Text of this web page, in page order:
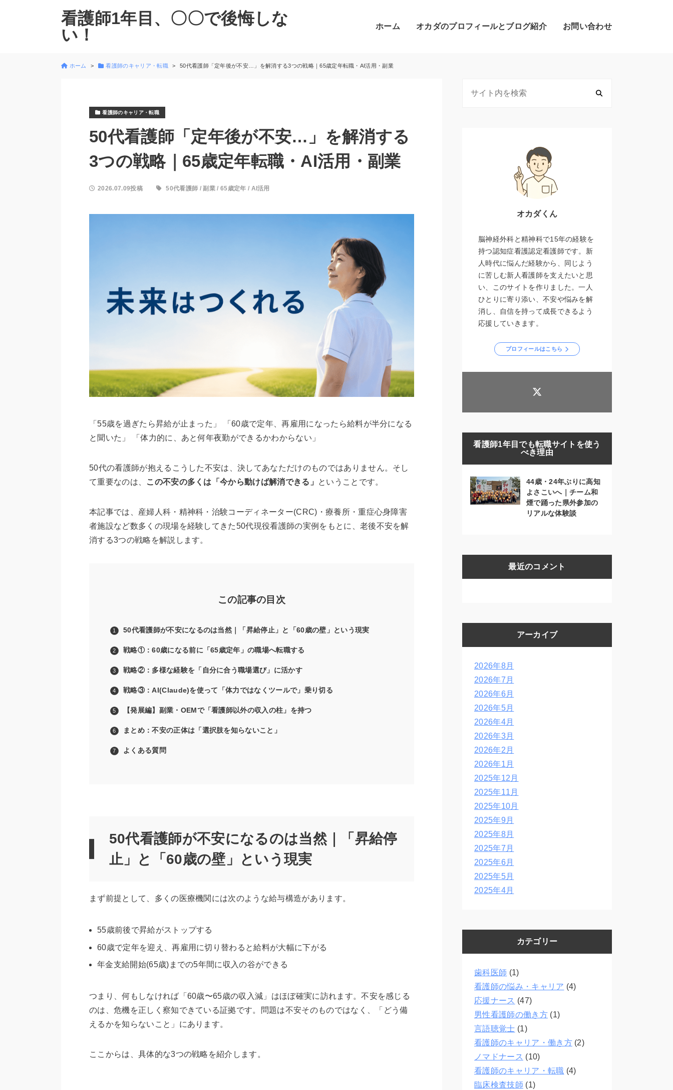
看護師1年目、〇〇で後悔しな
い！
ホーム オカダのプロフィールとブログ紹介 お問い合わせ
ホーム 看護師のキャリア・転職 50代看護師「定年後が不安…」を解消する3つの戦略｜65歳定年転職・AI活用・副業
看護師のキャリア・転職
50代看護師「定年後が不安…」を解消する
3つの戦略｜65歳定年転職・AI活用・副業
2026.07.09投稿 50代看護師 /副業/ 65歳定年 / AI活用
「55歳を過ぎたら昇給が止まった」 「60歳で定年、再雇用になったら給料が半分になる
と聞いた」 「体力的に、あと何年夜勤ができるかわからない」
50代の看護師が抱えるこうした不安は、決してあなただけのものではありません。そし
て重要なのは、
この不安の多くは「今から動けば解消できる」 ということです。
本記事では、産婦人科・精神科・治験コーディネーター(CRC)・療養所・重症心身障害
者施設など数多くの現場を経験してきた50代現役看護師の実例をもとに、老後不安を解
消する3つの戦略を解説します。
この記事の目次
50代看護師が不安になるのは当然｜「昇給停止」と「60歳の壁」という現実
戦略①：60歳になる前に「65歳定年」の職場へ転職する
戦略②：多様な経験を「自分に合う職場選び」に活かす
戦略③：AI(Claude)を使って「体力ではなくツールで」乗り切る
【発展編】副業・OEMで「看護師以外の収入の柱」を持つ
まとめ：不安の正体は「選択肢を知らないこと」
よくある質問
50代看護師が不安になるのは当然｜「昇給停
止」と「60歳の壁」という現実
まず前提として、多くの医療機関には次のような給与構造があります。
55歳前後で昇給がストップする
60歳で定年を迎え、再雇用に切り替わると給料が大幅に下がる
年金支給開始(65歳)までの5年間に収入の谷ができる
つまり、何もしなければ「60歳〜65歳の収入減」はほぼ確実に訪れます。不安を感じる
のは、危機を正しく察知できている証拠です。問題は不安そのものではなく、「どう備
えるかを知らないこと」にあります。
ここからは、具体的な3つの戦略を紹介します。
オカダくん
脳神経外科と精神科で15年の経験を
持つ認知症看護認定看護師です。新
人時代に悩んだ経験から、同じよう
に苦しむ新人看護師を支えたいと思
い、このサイトを作りました。一人
ひとりに寄り添い、不安や悩みを解
消し、自信を持って成長できるよう
応援していきます。
プロフィールはこちら
看護師1年目でも転職サイトを使う
べき理由
44歳・24年ぶりに高知
よさこいへ｜チーム和
煙で踊った県外参加の
リアルな体験談
最近のコメント
アーカイブ
2026年8月
2026年7月
2026年6月
2026年5月
2026年4月
2026年3月
2026年2月
2026年1月
2025年12月
2025年11月
2025年10月
2025年9月
2025年8月
2025年7月
2025年6月
2025年5月
2025年4月
カテゴリー
歯科医師 (1)
看護師の悩み・キャリア (4)
応援ナース (47)
男性看護師の働き方(1)
言語聴覚士 (1)
看護師のキャリア・働き方(2)
ノマドナース (10)
看護師のキャリア・転職 (4)
臨床検査技師 (1)